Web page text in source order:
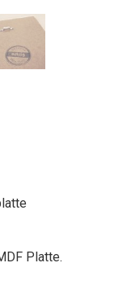
Platte.